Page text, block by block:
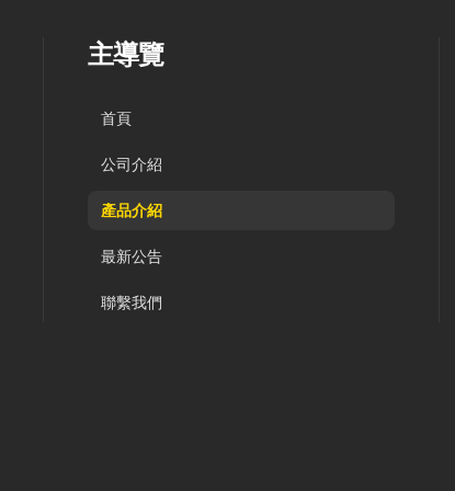
主導覽
首頁
公司介紹
產品介紹
最新公告
聯繫我們